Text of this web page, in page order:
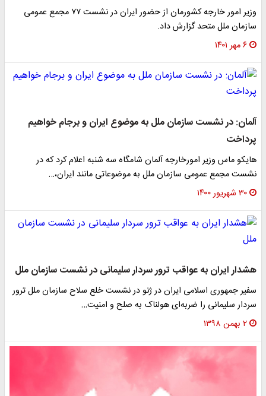
وزیر امور خارجه کشورمان از حضور ایران در نشست ٧٧ مجمع عمومی
سازمان ملل متحد گزارش داد.
۶ مهر ۱۴۰۱
آلمان: در نشست سازمان ملل به موضوع ایران و برجام خواهیم
پرداخت
هایکو ماس وزیر امورخارجه آلمان شامگاه سه شنبه اعلام کرد که در
نشست مجمع عمومی سازمان ملل به موضوعاتی مانند ایران،…
۳۰ شهریور ۱۴۰۰
هشدار ایران به عواقب ترور سردار سلیمانی در نشست سازمان ملل
سفیر جمهوری اسلامی ایران در ژنو در نشست خلع سلاح سازمان ملل ترور
سردار سلیمانی را ضربه‌ای هولناک به صلح و امنیت…
۲ بهمن ۱۳۹۸